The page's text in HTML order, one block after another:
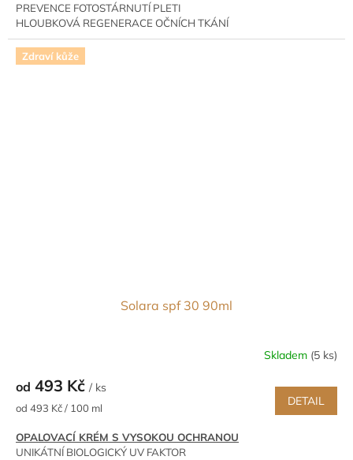
PREVENCE FOTOSTÁRNUTÍ PLETI
HLOUBKOVÁ REGENERACE OČNÍCH TKÁNÍ
PŘEDCHÁZENÍ TVORBY PIGMENTOVÝCH SKVRN
PODPORA ZDRAVÉHO OPÁLENÍ
Zdraví kůže
Solara spf 30 90ml
Skladem (5 ks)
od 493 Kč / ks
Měrná
od 493 Kč / 100 ml DETAIL
OPALOVACÍ KRÉM S VYSOKOU OCHRANOU
UNIKÁTNÍ BIOLOGICKÝ UV FAKTOR